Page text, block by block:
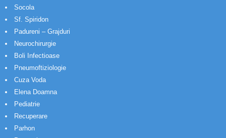
Socola
Sf. Spiridon
Padureni – Grajduri
Neurochirurgie
Boli Infectioase
Pneumoftiziologie
Cuza Voda
Elena Doamna
Pediatrie
Recuperare
Parhon